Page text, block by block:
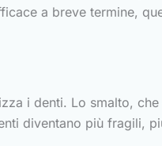
a breve termine,
i denti. Lo smalto,
diventano più fragili,